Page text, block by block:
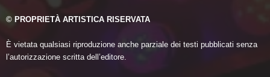
© PROPRIETÀ ARTISTICA RISERVATA
È vietata qualsiasi riproduzione anche parziale dei testi pubblicati senza
l’autorizzazione scritta dell’editore.